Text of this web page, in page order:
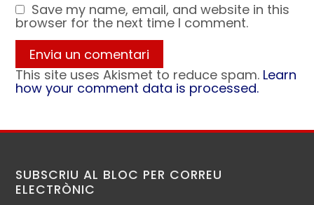
Save my name, email, and website in this
browser for the next time I comment.
This site uses Akismet to reduce spam. Learn
how your comment data is processed.
SUBSCRIU AL BLOC PER CORREU
ELECTRÒNIC